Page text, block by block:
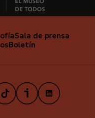
Sala de prensa
Boletín
iVooxLinkedIn